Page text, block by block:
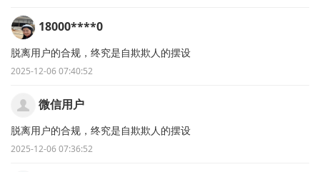
18000****0
脱离用户的合规，终究是自欺欺人的摆设
2025-12-06 07:40:52
微信用户
脱离用户的合规，终究是自欺欺人的摆设
2025-12-06 07:36:52